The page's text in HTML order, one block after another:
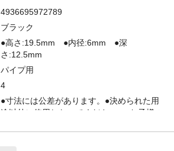
4936695972789
ブラック
●高さ:19.5mm ●内径:6mm ●深
さ:12.5mm
パイプ用
4
●寸法には公差があります。●決められた用
途以外に使用しないでください。●お子様の